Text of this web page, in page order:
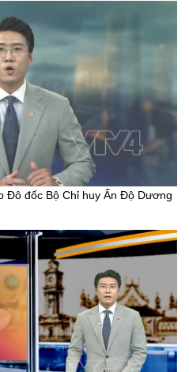
Đô đốc Bộ Chỉ huy Ấn Độ Dương